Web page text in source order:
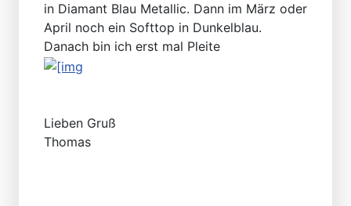
in Diamant Blau Metallic. Dann im März oder
April noch ein Softtop in Dunkelblau.
Danach bin ich erst mal Pleite
Lieben Gruß
Thomas